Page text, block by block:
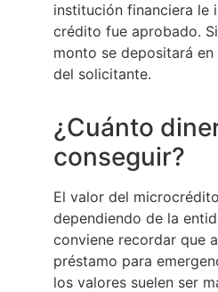
institución financiera le
crédito fue aprobado.
monto se depositará
del solicitante.
¿Cuánto
conseguir?
El valor del
dependiendo de la
conviene recordar que
préstamo para
los valores suelen ser